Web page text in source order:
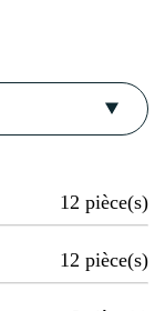
12 pièce(s)
12 pièce(s)